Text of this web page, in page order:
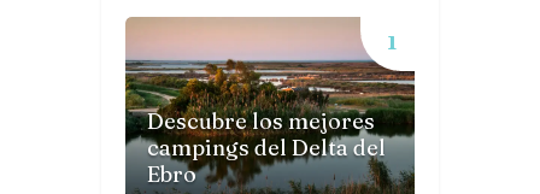
Descubre los mejores
campings del Delta del
Ebro